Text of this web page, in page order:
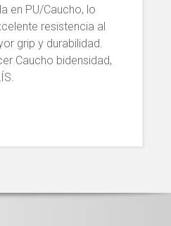
en PU/Caucho, lo
resistencia al
grip y durabilidad.
Caucho bidensidad,